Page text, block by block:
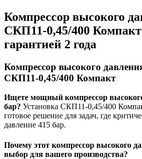
Компрессор высокого
СКП11-0,45/400
гарантией 2 года
Компрессор высокого
СКП11-0,45/400 Компакт
Ищете мощный компрессор
бар? Установка СКП11-0,45/400
готовое решение для задач, где
давление 415 бар.
Почему этот компрессор высокого
выбор для вашего производства?